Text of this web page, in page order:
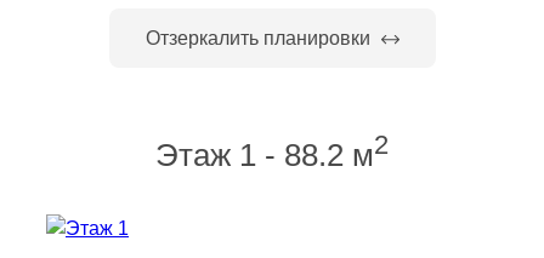
Отзеркалить планировки
Этаж 1 - 88.2 м2